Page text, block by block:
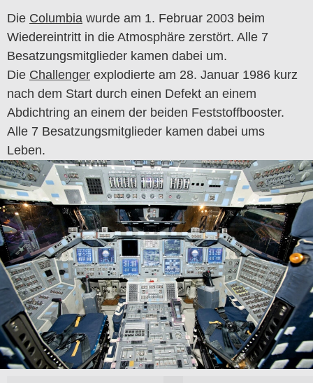
Die Columbia wurde am 1. Februar 2003 beim
Wiedereintritt in die Atmosphäre zerstört. Alle 7
Besatzungsmitglieder kamen dabei um.
Die Challenger explodierte am 28. Januar 1986 kurz
nach dem Start durch einen Defekt an einem
Abdichtring an einem der beiden Feststoffbooster.
Alle 7 Besatzungsmitglieder kamen dabei ums
Leben.